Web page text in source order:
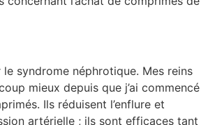
le syndrome néphrotique. Mes reins
mieux depuis que j’ai commencé
Ils réduisent l’enflure et
artérielle ; ils sont efficaces tant